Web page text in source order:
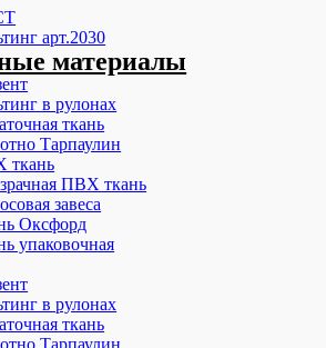
арт.2030
материалы
в рулонах
ткань
Тарпаулин
ткань
ПВХ ткань
завеса
Оксфорд
упаковочная
в рулонах
ткань
Тарпаулин